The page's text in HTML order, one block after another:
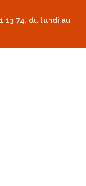
13 74, du lundi au